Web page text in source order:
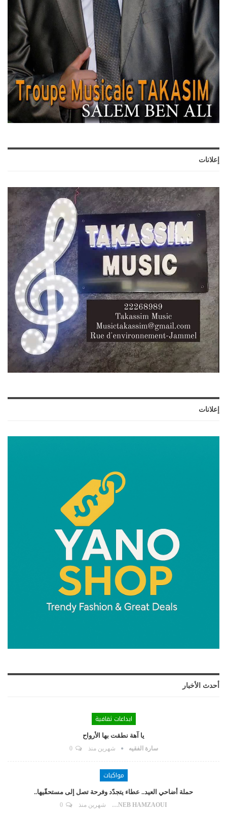
إعلانات
إعلانات
أحدث الأخبار
ابداعات ثقافية
يا آهة نطقت بها الأرواح
سارة الفقيه شهرين منذ 0
مواكبات
حملة أضاحي العيد.. عطاء يتجدّد وفرحة تصل إلى مستحقّيها..
ZAYNEB HAMZAOUI شهرين منذ